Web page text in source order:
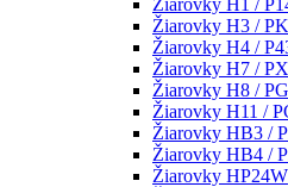
Žiarovky H1 /
Žiarovky H3 /
Žiarovky H4 /
Žiarovky H7 /
Žiarovky H8 /
Žiarovky H11 /
Žiarovky HB3 /
Žiarovky HB4 /
Žiarovky HP24W